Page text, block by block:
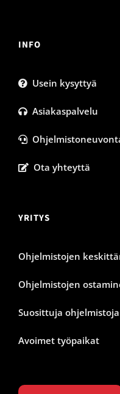
INFO
Usein kysyttyä
Asiakaspalvelu
Ota yhteyttä
YRITYS
Ohjelmistojen
Ohjelmistojen
Suosittuja ohjelmistoja
Avoimet työpaikat